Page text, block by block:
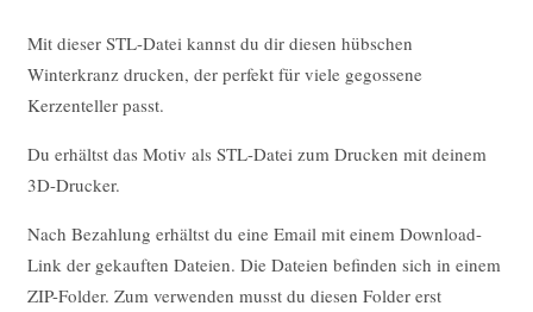
Mit dieser STL-Datei kannst du dir diesen hübschen
Winterkranz drucken, der perfekt für viele gegossene
Kerzenteller passt.
Du erhältst das Motiv als STL-Datei zum Drucken mit deinem
3D-Drucker.
Nach Bezahlung erhältst du eine Email mit einem Download-
Link der gekauften Dateien. Die Dateien befinden sich in einem
ZIP-Folder. Zum verwenden musst du diesen Folder erst